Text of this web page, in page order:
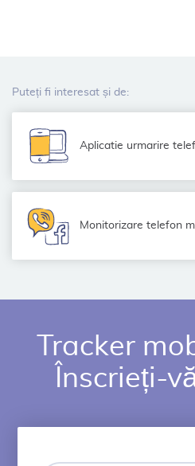
Puteți fi interesat și de:
Aplicatie urmarire
Monitorizare telefon
Tracker
Înscrieți-